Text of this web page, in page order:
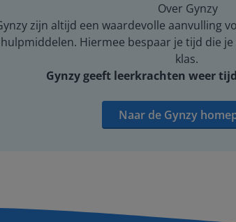
Over Gynzy
zijn altijd een waardevolle aanvulling
Hiermee bespaar je tijd die
klas.
Gynzy geeft leerkrachten weer
Naar de Gynzy